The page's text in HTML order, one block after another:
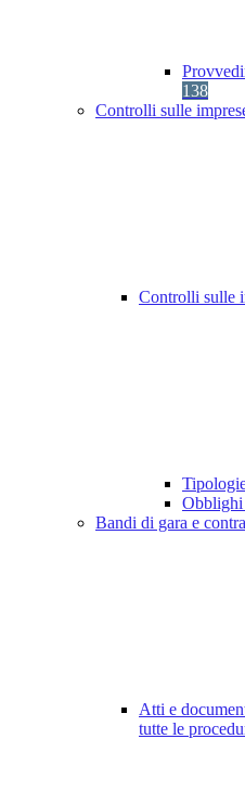
138
Controlli sulle
Controlli sulle
Obblighi
Bandi di gara e
Atti e
tutte le